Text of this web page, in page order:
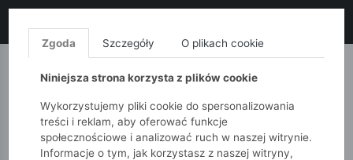
MONNARI QUIOSQUE
Zgoda Szczegóły O plikach cookie
Niniejsza strona korzysta z plików cookie
Wykorzystujemy pliki cookie do spersonalizowania
treści i reklam, aby oferować funkcje
społecznościowe i analizować ruch w naszej witrynie.
Informacje o tym, jak korzystasz z naszej witryny,